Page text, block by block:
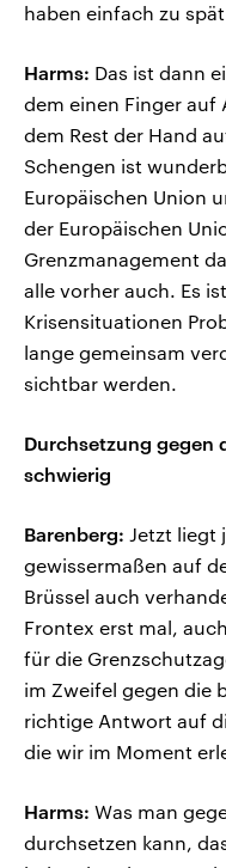
haben einfach zu
Harms: Das ist dann
dem einen Finger auf
dem Rest der Hand
Schengen ist
Europäischen Union
der Europäischen
Grenzmanagement
alle vorher auch. Es
Krisensituationen
lange gemeinsam
sichtbar werden.
Durchsetzung gegen
schwierig
Barenberg: Jetzt liegt
gewissermaßen auf
Brüssel auch
Frontex erst mal,
für die
im Zweifel gegen die
richtige Antwort auf
die wir im Moment
Harms: Was man
durchsetzen kann,